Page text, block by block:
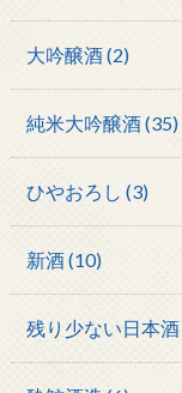
大吟醸酒(2)
純米大吟醸酒(35)
ひやおろし (3)
新酒(10)
残り少ない日本酒